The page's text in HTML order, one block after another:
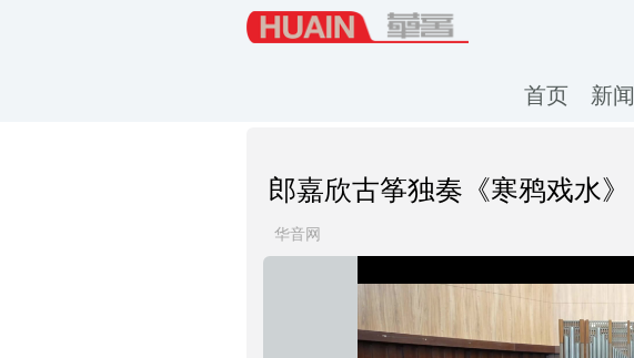
首页 新闻
郎嘉欣古筝独奏《寒鸦戏水》
华音网